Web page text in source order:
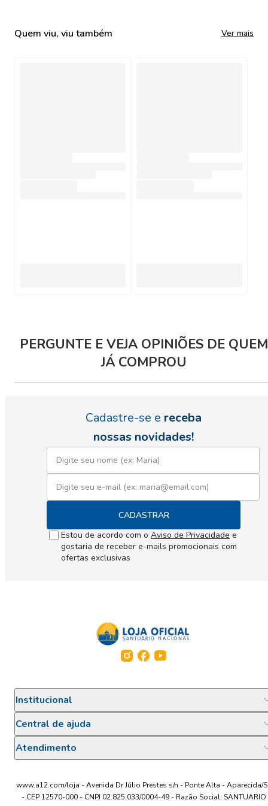
Quem viu, viu também Ver mais
PERGUNTE E VEJA OPINIÕES DE QUEM
JÁ COMPROU
Cadastre-se e receba
nossas novidades!
CADASTRAR
Estou de acordo com o Aviso de Privacidade e
gostaria de receber e-mails promocionais com
ofertas exclusivas
Institucional
Central de ajuda
Atendimento
www.a12.com/loja - Avenida Dr Júlio Prestes s/n - Ponte Alta - Aparecida/
- CEP 12570-000 - CNPJ 02.825.033/0004-49 - Razão Social: SANTUARIO